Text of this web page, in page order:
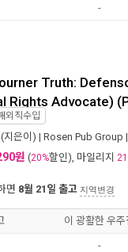
-
Truth:
Rights Advocate)
외직수입
(지은이) | Rosen Pub Group
원 (20%할인), 마일리지
면 8월 21일 출고 지역변경
이 광활한 우주
-